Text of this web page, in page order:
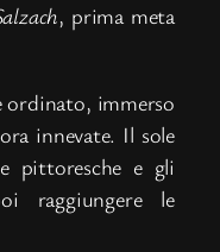
, prima meta
ordinato, immerso
innevate. Il sole
pittoresche e gli
raggiungere le